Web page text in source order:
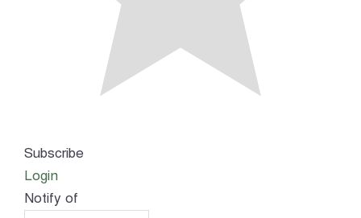
Subscribe
Login
Notify of